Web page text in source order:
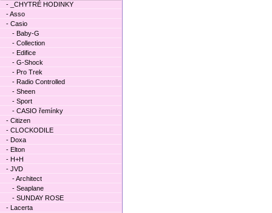
- _CHYTRÉ HODINKY
- Asso
- Casio
- Baby-G
- Collection
- Edifice
- G-Shock
- Pro Trek
- Radio Controlled
- Sheen
- Sport
- CASIO řemínky
- Citizen
- CLOCKODILE
- Doxa
- Elton
- H+H
- JVD
- Architect
- Seaplane
- SUNDAY ROSE
- Lacerta